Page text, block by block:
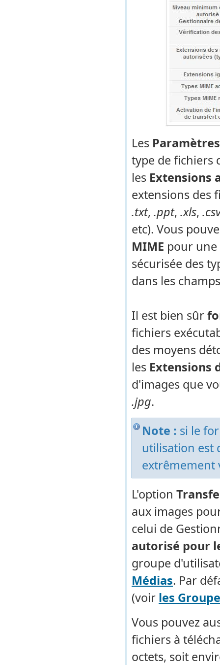
Les
type de fichiers
les Extensions
extensions des
.txt, .ppt, .xls,
etc). Vous
MIME pour une
sécurisée des
dans les
Il est bien sûr
fichiers
des moyens
les Extensions
d'images que
.jpg.
Note : si le
utilisation est
extrêmement
L'option
aux images
celui de
autorisé pour
groupe
Médias. Par
(voir les
Vous pouvez
fichiers à
octets, soit